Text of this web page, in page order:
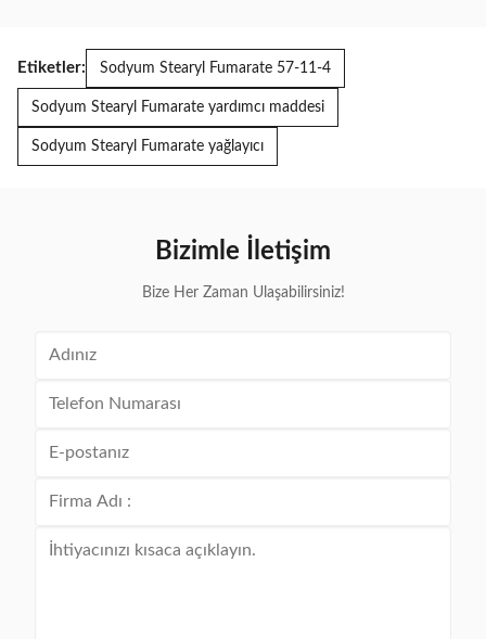
Etiketler: Sodyum Stearyl Fumarate 57-11-4
Sodyum Stearyl Fumarate yardımcı maddesi
Sodyum Stearyl Fumarate yağlayıcı
Bizimle İletişim
Bize Her Zaman Ulaşabilirsiniz!